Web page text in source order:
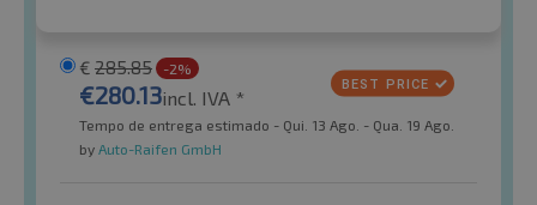
€ 285.85 -2%
€280.13incl. IVA *
Tempo de entrega estimado - Qui. 13 Ago. - Qua. 19 Ago.
by Auto-Raifen GmbH